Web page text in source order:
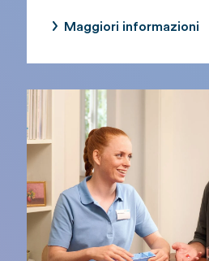
Maggiori informazioni